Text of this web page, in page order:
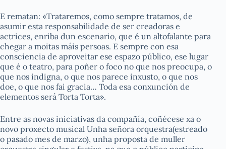
E rematan: «Trataremos, como sempre tratamos, de
asumir esta responsabilidade de ser creadoras e
actrices, enriba dun escenario, que é un altofalante para
chegar a moitas máis persoas. E sempre con esa
consciencia de aproveitar ese espazo público, ese lugar
que é o teatro, para poñer o foco no que nos preocupa, o
que nos indigna, o que nos parece inxusto, o que nos
doe, o que nos fai gracia… Toda esa conxunción de
elementos será Torta Torta».
Entre as novas iniciativas da compañía, coñécese xa o
novo proxecto musical Unha señora orquestra(estreado
o pasado mes de marzo), unha proposta de muller